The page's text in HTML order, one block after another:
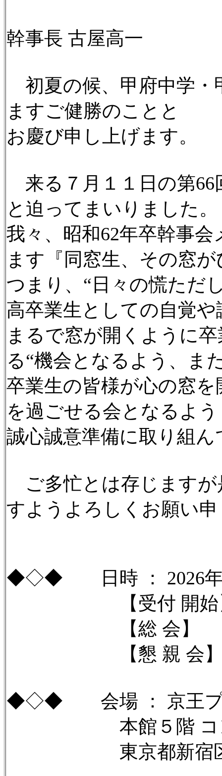
幹事長 古屋高一
初夏の候、甲府中学・
ますご健勝のことと
お慶び申し上げます。
来る７月１１日の第66
と迫ってまいりました。
我々、昭和62年卒幹事
ます『同窓生、その窓
つまり、“日々の慌ただ
高卒業生としての自覚や
まるで窓が開くように
る“機会となるよう、ま
卒業生の皆様が心の窓
を過ごせる会となるよう
誠心誠意準備に取り組
ご多忙とは存じますが
すようよろしくお願い
◆◇◆ 日時 ： 2026
【受付 開始】
【総 会】 12
【懇 親 会】 13
◆◇◆ 会場 ： 京王
本館５階 コンコ
東京都新宿区西新